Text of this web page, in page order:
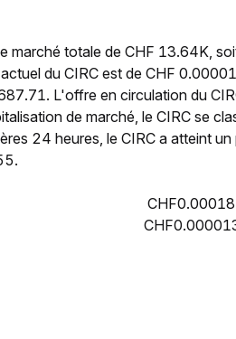
marché totale de CHF 13.64K,
du CIRC est de CHF
L'offre en circulation du
de marché, le CIRC se
24 heures, le CIRC a atteint un